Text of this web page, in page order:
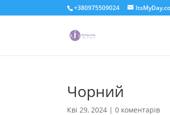
+380975509024
Чорний
Кві 29, 2024 |0 коментарів